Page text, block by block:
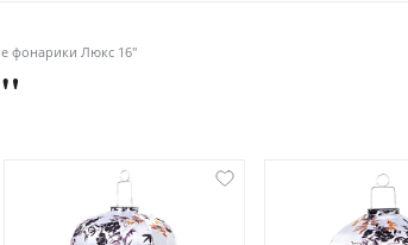
фонарики Люкс 16"